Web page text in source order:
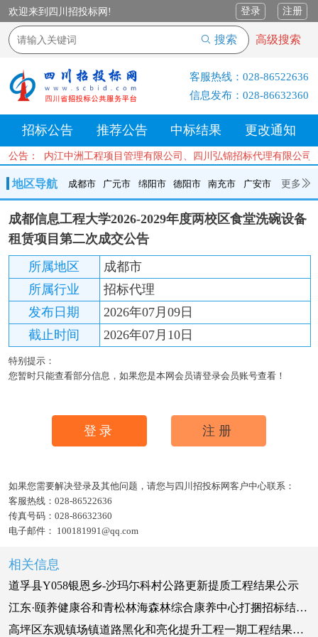
欢迎来到四川招投标网! 登录 注册
搜索 高级搜索
客服热线： 028-86522636
信息发布： 028-86632360
招标公告 推荐公告 中标结果 更改通知
公告：、内江中洲工程项目管理有限公司、四川弘锦招标代理有限
地区导航 成都市 广元市 绵阳市 德阳市 南充市 广安市 更多
成都市 广元市 绵阳市 德阳市 南充市 广安市
遂宁市
内江市
乐山市 自贡市 泸州市
达州市
资阳市 眉山市 雅安市 阿坝州 甘孜州 凉山州
成都信息工程大学2026-2029年度两校区食堂洗碗设备
租赁项目第二次成交公告
所属地区
成都市
所属行业
招标代理
发布日期
2026年07月09日
截止时间
2026年07月10日
特别提示：
您暂时只能查看部分信息，如果您是本网会员请登录会员账号查看！
登录 注册
如果您需要解决登录及其他问题，请您与四川招投标网客户中心联系：
客服热线： 028-86522636
传真号码： 028-86632360
电子邮件： 100181991@qq.com
相关信息
道孚县Y058银恩乡-沙玛尓科村公路更新提质工程结果公示
江东·颐养健康谷和青松林海森林综合康养中心打捆招标结果公示
高坪区东观镇场镇道路黑化和亮化提升工程一期工程结果公示